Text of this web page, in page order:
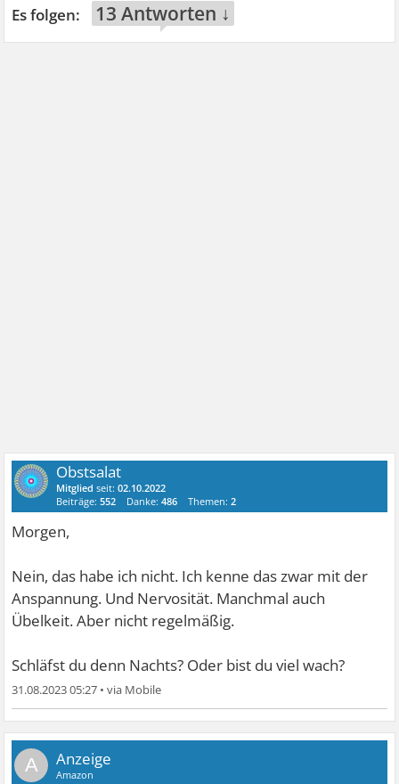
13 Antworten ↓
Obstsalat
Mitglied seit:02.10.2022
Beiträge:552 Danke:486 Themen:2
Morgen,
Nein, das habe ich nicht. Ich kenne das zwar mit der
Anspannung. Und Nervosität. Manchmal auch
Übelkeit. Aber nicht regelmäßig.
Schläfst du denn Nachts? Oder bist du viel wach?
31.08.2023 05:27 •
A